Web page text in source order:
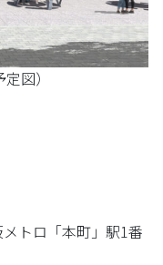
図）
トロ「本町」駅1番